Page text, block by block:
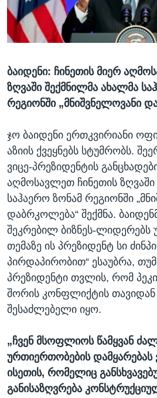
ᲡᲢᲣᲓᲘᲐ ᲕᲐᲨᲘᲜᲒᲢᲝᲜᲘ
ᲔᲙᲝᲜᲝᲛᲘᲙᲐ
ᲯᲐᲜᲛᲠᲗᲔᲚᲝᲑᲐ
ᲘᲜᲢᲔᲠᲕᲘᲣ
ᲙᲣᲚᲢᲣᲠᲐ
ᲓᲔᲖᲘᲜᲤᲝᲠᲛᲐᲪᲘᲐ
Learning English
ენები
ბაიდენი: ჩინეთის მიერ
ზღვაში შექმნილმა ახალმა
რეგიონში „მნიშვნელოვანი
ჯო ბაიდენი ერთკვირიანი
აზიის ქვეყნებს სტუმრობს.
ვიცე-პრეზიდენტის
აღმოსავლეთ ჩინეთის
საჰაერო ზონამ რეგიონში
დაბრკოლება“ შექმნა.
შეკრებილ ბიზნეს-ლიდერებს
თემაზე ის პრეზიდენტ სი
პირდაპირობით“ ესაუბრა,
პრეზიდენტი თვლის, რომ
შორის კონფლიქტის თავიდან
შესაძლებელი იყო.
„ჩვენ მსოფლიოს წამყვან
ურთიერთობების
ისეთის, რომელიც
განისაზღვრება